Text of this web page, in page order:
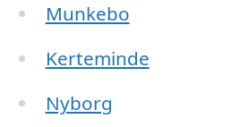
Munkebo
Kerteminde
Nyborg